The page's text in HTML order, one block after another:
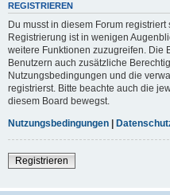
REGISTRIEREN
Du musst in diesem Forum
Registrierung ist in wenigen
weitere Funktionen zuzugreifen. Die
Benutzern auch zusätzliche
Nutzungsbedingungen und die
registrierst. Bitte beachte auch die
diesem Board bewegst.
Nutzungsbedingungen |
Registrieren